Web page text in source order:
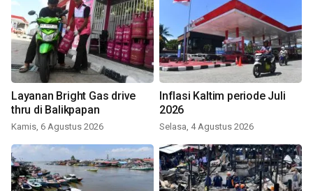
Layanan Bright Gas drive
thru di Balikpapan
Kamis, 6 Agustus 2026
Inflasi Kaltim periode Juli
2026
Selasa, 4 Agustus 2026